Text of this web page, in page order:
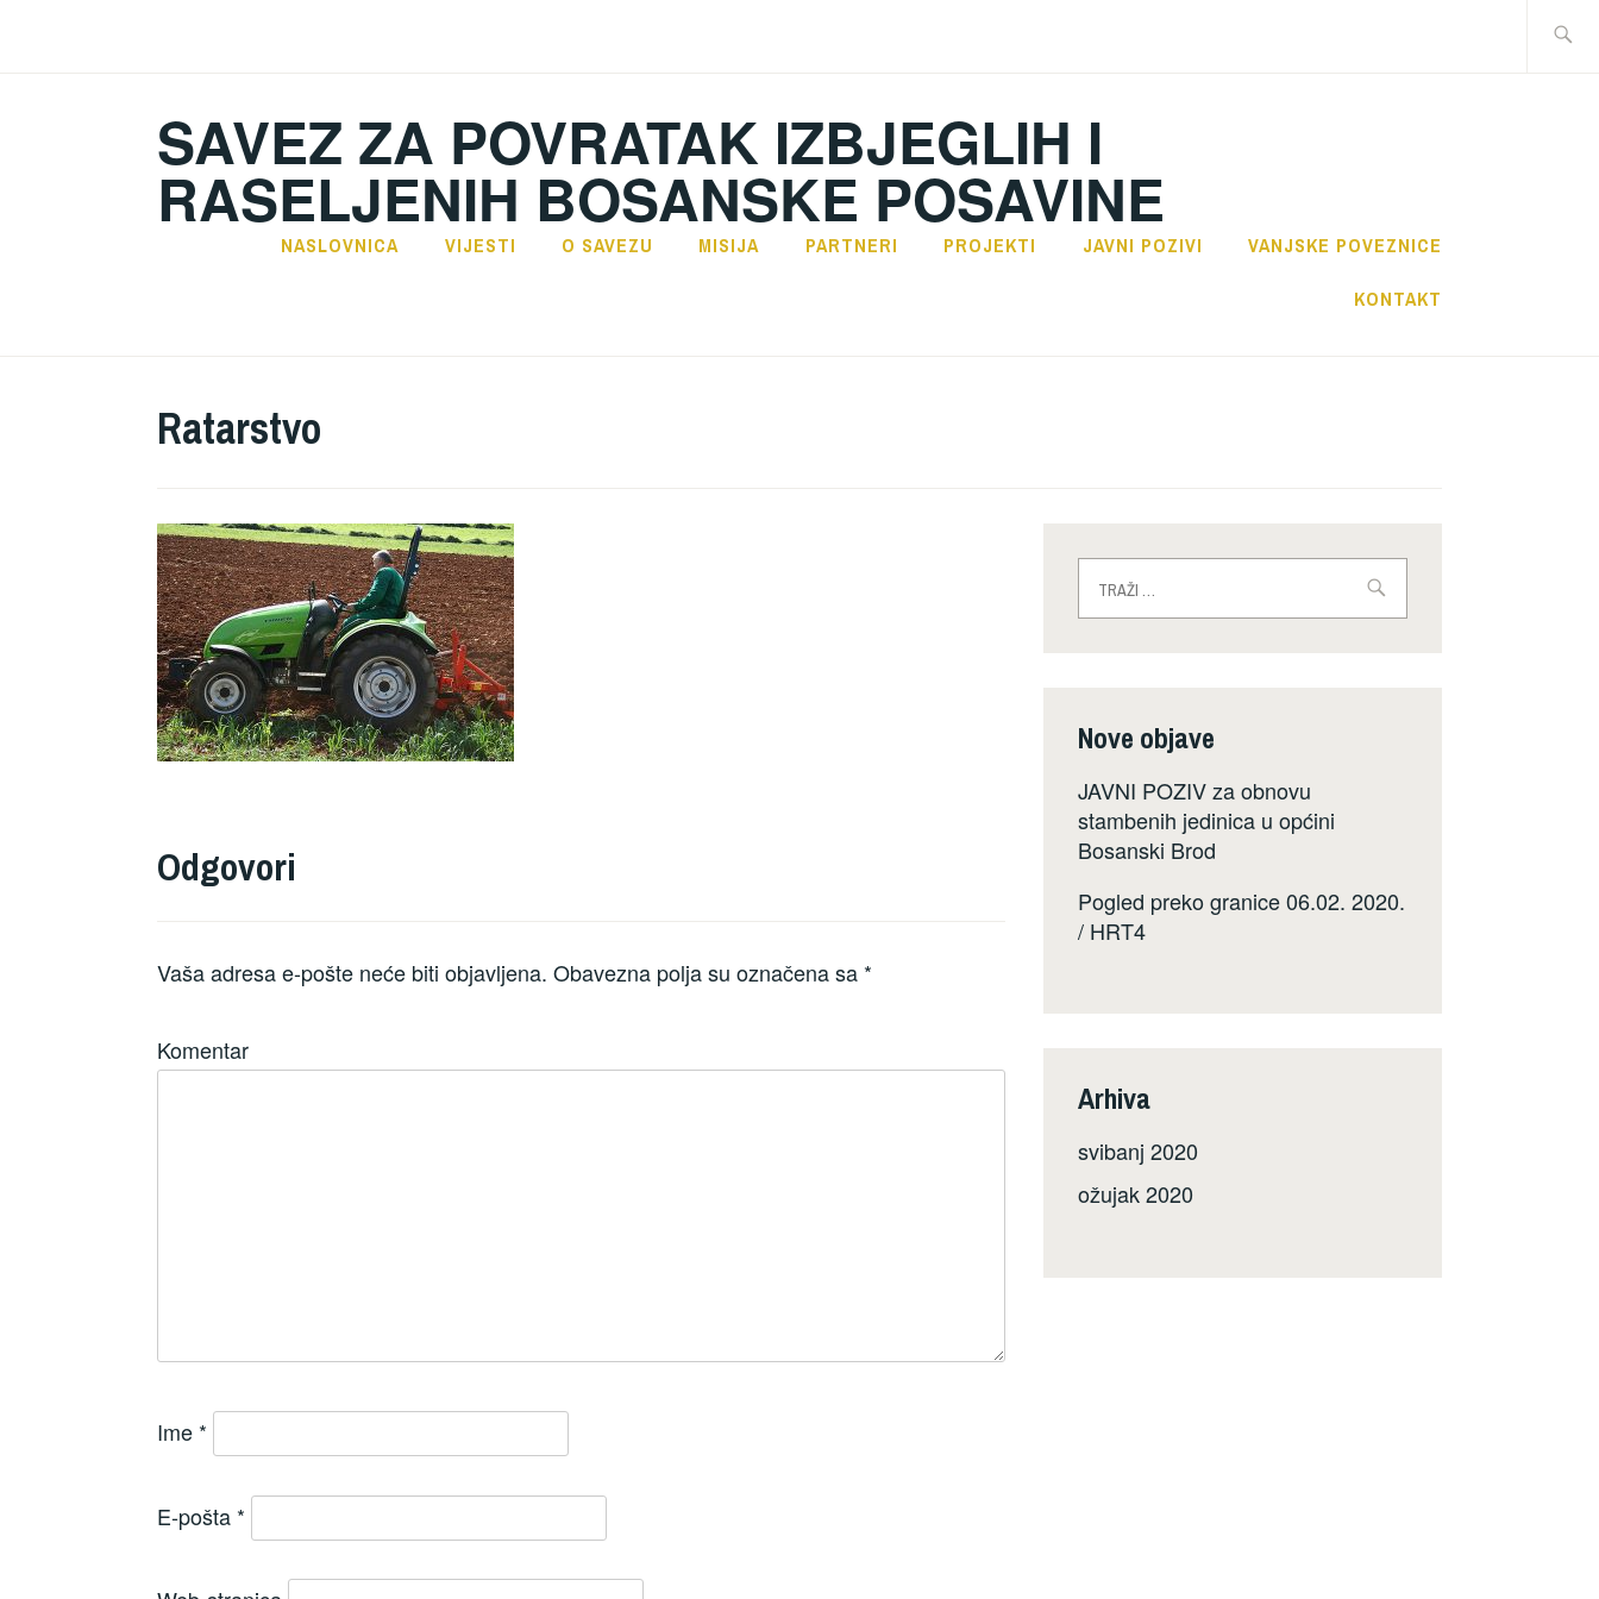
SAVEZ ZA POVRATAK IZBJEGLIH I
RASELJENIH BOSANSKE POSAVINE
NASLOVNICA VIJESTI O SAVEZU MISIJA PARTNERI PROJEKTI JAVNI POZIVI VANJSKE POVEZNICE
KONTAKT
Ratarstvo
Odgovori
Vaša adresa e-pošte neće biti objavljena. Obavezna polja su označena sa *
Komentar
Ime *
E-pošta *
Nove objave
JAVNI POZIV za obnovu
stambenih jedinica u općini
Bosanski Brod
Pogled preko granice 06.02. 2020.
/ HRT4
Arhiva
svibanj 2020
ožujak 2020